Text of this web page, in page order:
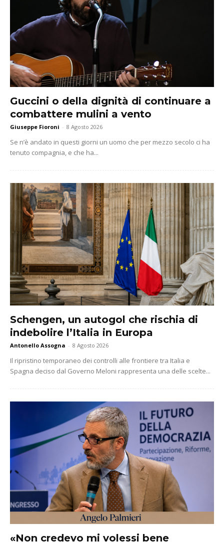
Guccini o della dignità di continuare a
combattere mulini a vento
Giuseppe Fioroni - 8 Agosto 2026
Se n’è andato in questi giorni un uomo che per mezzo secolo ci ha
tenuto compagnia, e che ha...
Schengen, un autogol che rischia di
indebolire l’Italia in Europa
Antonello Assogna - 8 Agosto 2026
Il ripristino temporaneo dei controlli alle frontiere tra Italia e
Spagna deciso dal Governo Meloni rappresenta una delle scelte...
«Non credevo mi volessi bene